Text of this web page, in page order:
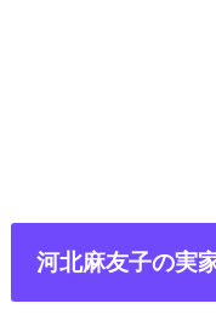
河北麻友子の実